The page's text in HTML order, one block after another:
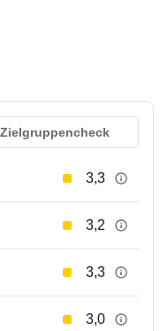
Zielgruppencheck
3,3
3,2
3,3
3,0